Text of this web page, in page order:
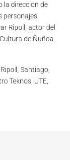
la dirección de
personajes
Ripoll, actor del
de Ñuñoa.
Santiago,
Teknos, UTE,